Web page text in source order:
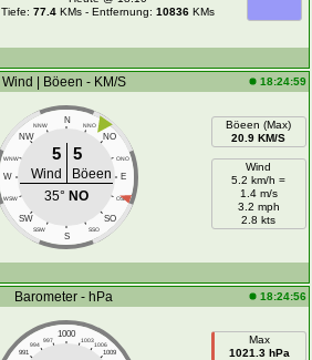
Tiefe:77.4 KMs - Entfernung:10836 KMs
Wind | Böeen - KM/S 18:24:59
N
NNW NNO
NW NO
WNW ONO
W E
WSW OSO
SW SO
SSW SSO
S
5 5
Wind
Böeen
35° NO
Böeen (Max)
20.9 KM/S
Wind
5.2 km/h =
1.4 m/s
3.2 mph
2.8 kts
Barometer - hPa 18:24:56
1000
997 1003
994
1006
991
1009
Max
1021.3 hPa